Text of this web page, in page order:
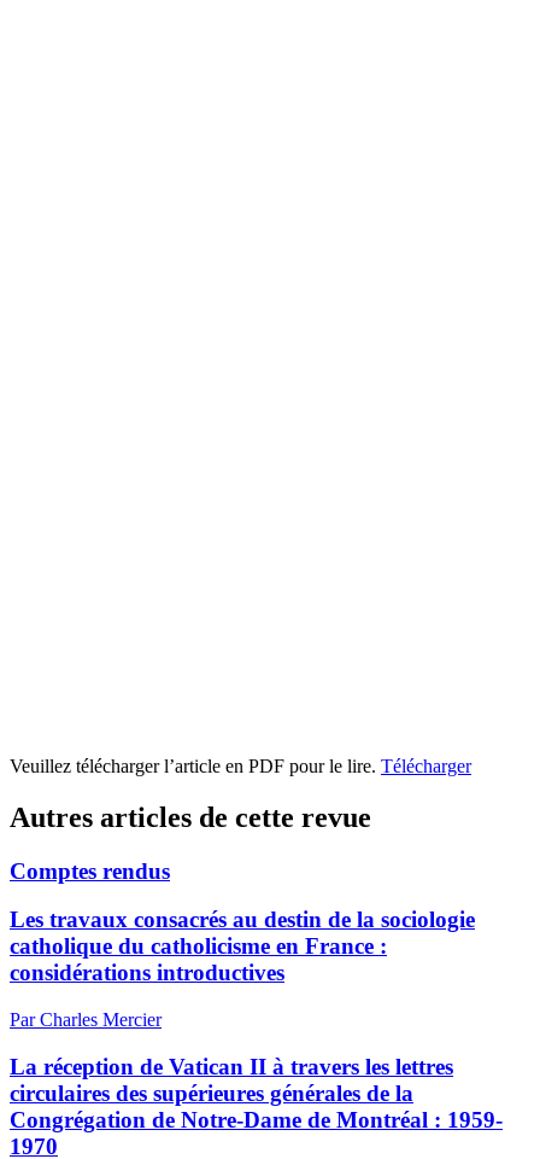
Veuillez télécharger l’article en PDF pour le lire. Télécharger
Autres articles de cette revue
Comptes rendus
Les travaux consacrés au destin de la sociologie
catholique du catholicisme en France :
considérations introductives
Par Charles Mercier
La réception de Vatican II à travers les lettres
circulaires des supérieures générales de la
Congrégation de Notre-Dame de Montréal : 1959-
1970